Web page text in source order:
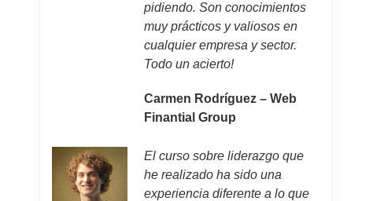
pidiendo. Son conocimientos
muy prácticos y valiosos en
cualquier empresa y sector.
Todo un acierto!
Carmen Rodríguez – Web
Finantial Group
El curso sobre liderazgo que
he realizado ha sido una
experiencia diferente a lo que